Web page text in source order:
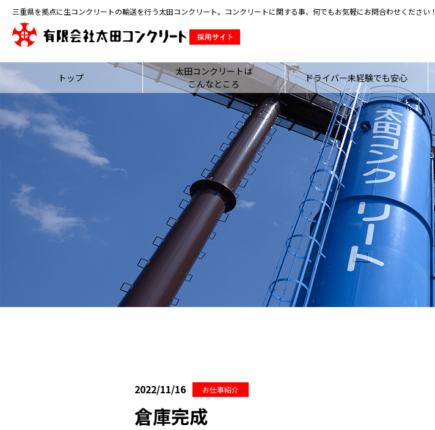
三重県を拠点に生コンクリートの輸送を行う太田コンクリート。コンクリートに関する事、何でもお気軽にお問合わせください！
トップ
太田コンクリートは
こんなところ
ドライバー未経験でも安心
2022/11/16 お仕事紹介
倉庫完成